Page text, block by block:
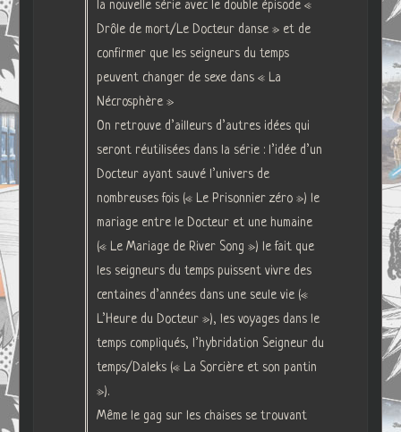
la nouvelle série avec le double épisode «
Drôle de mort/Le Docteur danse » et de
confirmer que les seigneurs du temps
peuvent changer de sexe dans « La
Nécrosphère »
On retrouve d’ailleurs d’autres idées qui
seront réutilisées dans la série : l’idée d’un
Docteur ayant sauvé l’univers de
nombreuses fois (« Le Prisonnier zéro ») le
mariage entre le Docteur et une humaine
(« Le Mariage de River Song ») le fait que
les seigneurs du temps puissent vivre des
centaines d’années dans une seule vie («
L’Heure du Docteur »), les voyages dans le
temps compliqués, l’hybridation Seigneur du
temps/Daleks (« La Sorcière et son pantin
»).
Même le gag sur les chaises se trouvant